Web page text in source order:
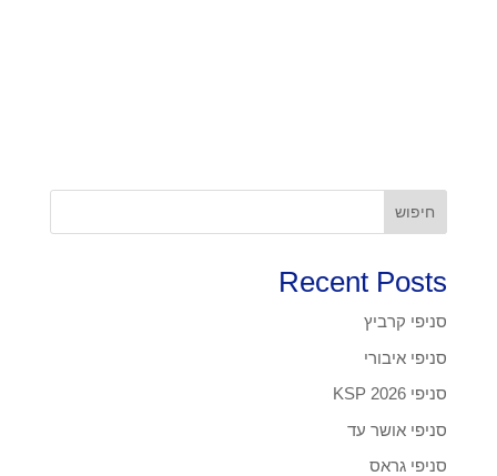
חיפוש
Recent Posts
סניפי קרביץ
סניפי איבורי
סניפי KSP 2026
סניפי אושר עד
סניפי גראס